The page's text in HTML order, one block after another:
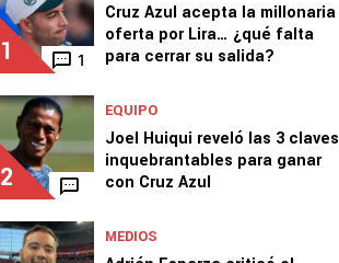
1 1
Cruz Azul acepta la millonaria
oferta por Lira… ¿qué falta
para cerrar su salida?
2
EQUIPO
Joel Huiqui reveló las 3 claves
inquebrantables para ganar
con Cruz Azul
MEDIOS